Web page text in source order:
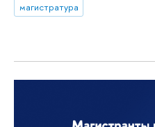
магистратура